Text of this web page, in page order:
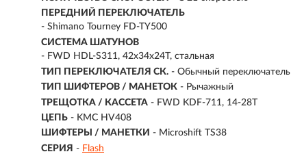
ПЕРЕДНИЙ ПЕРЕКЛЮЧАТЕЛЬ
- Shimano Tourney FD-TY500
СИСТЕМА ШАТУНОВ
- FWD HDL-S311, 42x34x24T, стальная
ТИП ПЕРЕКЛЮЧАТЕЛЯ СК. - Обычный переключатель
ТИП ШИФТЕРОВ / МАНЕТОК - Рычажный
ТРЕЩОТКА / КАССЕТА - FWD KDF-711, 14-28T
ЦЕПЬ - KMC HV408
ШИФТЕРЫ / МАНЕТКИ - Microshift TS38
СЕРИЯ - Flash